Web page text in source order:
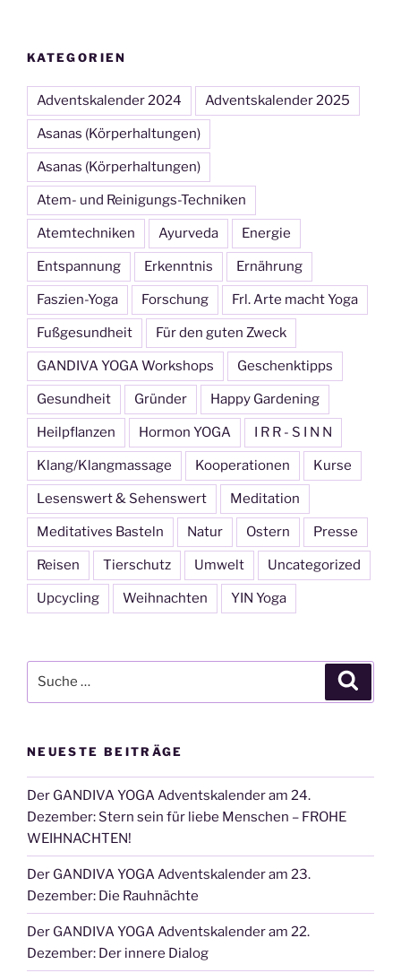
KATEGORIEN
Adventskalender 2024 Adventskalender 2025
Asanas (Körperhaltungen)
Asanas (Körperhaltungen)
Atem- und Reinigungs-Techniken
Atemtechniken Ayurveda Energie
Entspannung Erkenntnis Ernährung
Faszien-Yoga Forschung Frl. Arte macht Yoga
Fußgesundheit Für den guten Zweck
GANDIVA YOGA Workshops Geschenktipps
Gesundheit Gründer Happy Gardening
Heilpflanzen Hormon YOGA I R R - S I N N
Klang/Klangmassage Kooperationen Kurse
Lesenswert & Sehenswert Meditation
Meditatives Basteln Natur Ostern Presse
Reisen Tierschutz Umwelt Uncategorized
Upcycling Weihnachten YIN Yoga
nach:
NEUESTE BEITRÄGE
Der GANDIVA YOGA Adventskalender am 24.
Dezember: Stern sein für liebe Menschen – FROHE
WEIHNACHTEN!
Der GANDIVA YOGA Adventskalender am 23.
Dezember: Die Rauhnächte
Der GANDIVA YOGA Adventskalender am 22.
Dezember: Der innere Dialog